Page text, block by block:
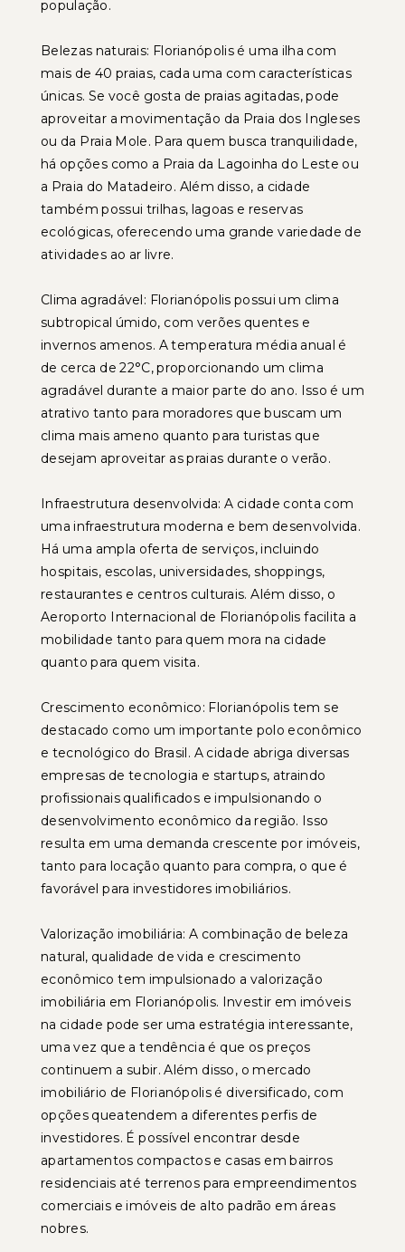
população.
Belezas naturais: Florianópolis é uma ilha com
mais de 40 praias, cada uma com características
únicas. Se você gosta de praias agitadas, pode
aproveitar a movimentação da Praia dos Ingleses
ou da Praia Mole. Para quem busca tranquilidade,
há opções como a Praia da Lagoinha do Leste ou
a Praia do Matadeiro. Além disso, a cidade
também possui trilhas, lagoas e reservas
ecológicas, oferecendo uma grande variedade de
atividades ao ar livre.
Clima agradável: Florianópolis possui um clima
subtropical úmido, com verões quentes e
invernos amenos. A temperatura média anual é
de cerca de 22°C, proporcionando um clima
agradável durante a maior parte do ano. Isso é um
atrativo tanto para moradores que buscam um
clima mais ameno quanto para turistas que
desejam aproveitar as praias durante o verão.
Infraestrutura desenvolvida: A cidade conta com
uma infraestrutura moderna e bem desenvolvida.
Há uma ampla oferta de serviços, incluindo
hospitais, escolas, universidades, shoppings,
restaurantes e centros culturais. Além disso, o
Aeroporto Internacional de Florianópolis facilita a
mobilidade tanto para quem mora na cidade
quanto para quem visita.
Crescimento econômico: Florianópolis tem se
destacado como um importante polo econômico
e tecnológico do Brasil. A cidade abriga diversas
empresas de tecnologia e startups, atraindo
profissionais qualificados e impulsionando o
desenvolvimento econômico da região. Isso
resulta em uma demanda crescente por imóveis,
tanto para locação quanto para compra, o que é
favorável para investidores imobiliários.
Valorização imobiliária: A combinação de beleza
natural, qualidade de vida e crescimento
econômico tem impulsionado a valorização
imobiliária em Florianópolis. Investir em imóveis
na cidade pode ser uma estratégia interessante,
uma vez que a tendência é que os preços
continuem a subir. Além disso, o mercado
imobiliário de Florianópolis é diversificado, com
opções queatendem a diferentes perfis de
investidores. É possível encontrar desde
apartamentos compactos e casas em bairros
residenciais até terrenos para empreendimentos
comerciais e imóveis de alto padrão em áreas
nobres.